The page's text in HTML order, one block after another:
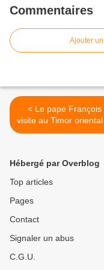
Commentaires
Ajouter
< Le pape François en
visite au Timor oriental
le cadre d'une
Hébergé par Overblog
Top articles
Pages
Contact
Signaler un abus
C.G.U.